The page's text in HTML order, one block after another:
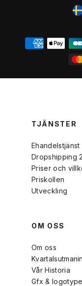
TJÄNSTER
Ehandelstjänst
Dropshipping
Priser och
Priskollen
Utveckling
OM OSS
Om oss
Vår Historia
Gfx &